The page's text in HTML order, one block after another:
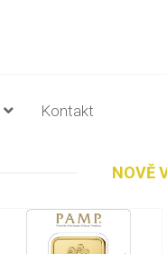
Kontakt
NOVĚ